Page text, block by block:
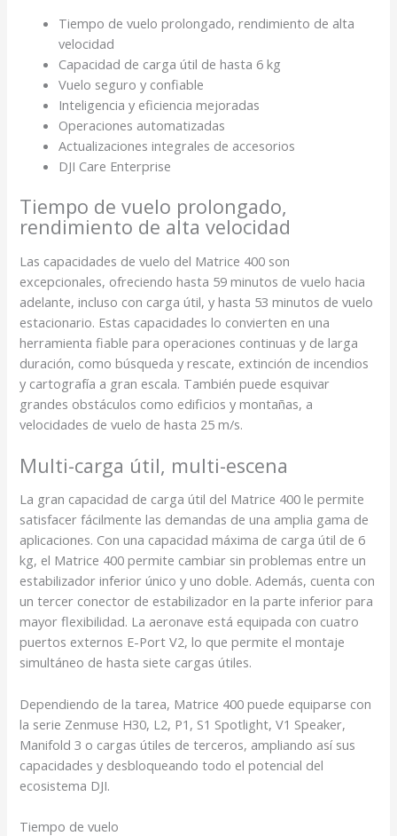
Tiempo de vuelo prolongado, rendimiento de alta
velocidad
Capacidad de carga útil de hasta 6 kg
Vuelo seguro y confiable
Inteligencia y eficiencia mejoradas
Operaciones automatizadas
Actualizaciones integrales de accesorios
DJI Care Enterprise
Tiempo de vuelo prolongado,
rendimiento de alta velocidad
Las capacidades de vuelo del Matrice 400 son
excepcionales, ofreciendo hasta 59 minutos de vuelo hacia
adelante, incluso con carga útil, y hasta 53 minutos de vuelo
estacionario. Estas capacidades lo convierten en una
herramienta fiable para operaciones continuas y de larga
duración, como búsqueda y rescate, extinción de incendios
y cartografía a gran escala. También puede esquivar
grandes obstáculos como edificios y montañas, a
velocidades de vuelo de hasta 25 m/s.
Multi-carga útil, multi-escena
La gran capacidad de carga útil del Matrice 400 le permite
satisfacer fácilmente las demandas de una amplia gama de
aplicaciones. Con una capacidad máxima de carga útil de 6
kg, el Matrice 400 permite cambiar sin problemas entre un
estabilizador inferior único y uno doble. Además, cuenta con
un tercer conector de estabilizador en la parte inferior para
mayor flexibilidad. La aeronave está equipada con cuatro
puertos externos E-Port V2, lo que permite el montaje
simultáneo de hasta siete cargas útiles.
Dependiendo de la tarea, Matrice 400 puede equiparse con
la serie Zenmuse H30, L2, P1, S1 Spotlight, V1 Speaker,
Manifold 3 o cargas útiles de terceros, ampliando así sus
capacidades y desbloqueando todo el potencial del
ecosistema DJI.
Tiempo de vuelo